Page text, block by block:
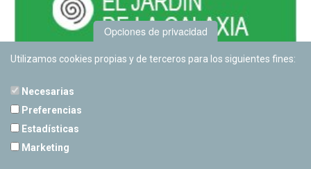
Opciones de privacidad
Utilizamos cookies propias y de terceros para los siguientes fines:
Necesarias
Preferencias
Estadísticas
Marketing